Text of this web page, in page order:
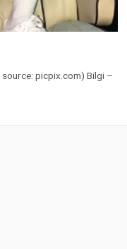
picpix.com) Bilgi –